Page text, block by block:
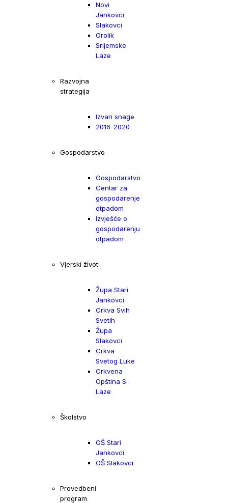
Novi
Jankovci
Slakovci
Orolik
Srijemske
Laze
Razvojna
strategija
Izvan snage
2016-2020
Gospodarstvo
Gospodarstvo
Centar za
gospodarenje
otpadom
Izvješće o
gospodarenju
otpadom
Vjerski život
Župa Stari
Jankovci
Crkva Svih
Svetih
Župa
Slakovci
Crkva
Svetog Luke
Crkvena
Opština S.
Laze
Školstvo
OŠ Stari
Jankovci
OŠ Slakovci
Provedbeni
program